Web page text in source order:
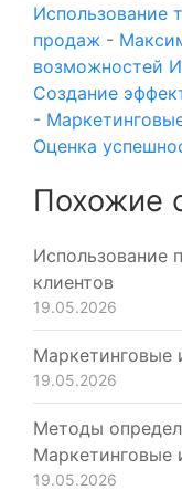
Использование
продаж -
возможностей
Создание
-
Оценка
Похожие
Использование
клиентов
19.05.2026
Маркетинговые
19.05.2026
Методы
Маркетинговые
19.05.2026